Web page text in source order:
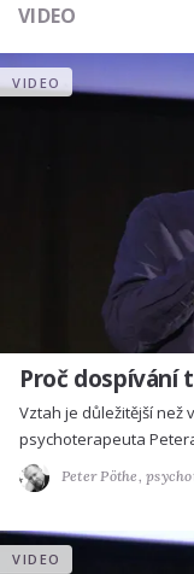
VIDEO
Proč dospívání
VIDEO
Vztah je důležitější než
psychoterapeuta
Peter Pöthe,
VIDEO